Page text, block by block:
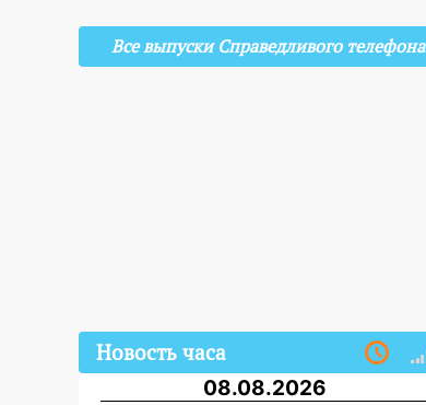
Все выпуски Справедливого телефона
Новость часа
08.08.2026